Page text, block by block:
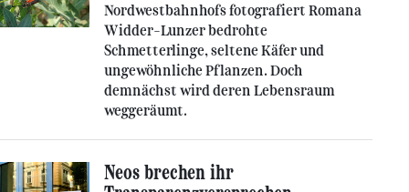
Nordwestbahnhofs fotografiert Romana
Widder-Lunzer bedrohte
Schmetterlinge, seltene Käfer und
ungewöhnliche Pflanzen. Doch
demnächst wird deren Lebensraum
weggeräumt.
Neos brechen ihr